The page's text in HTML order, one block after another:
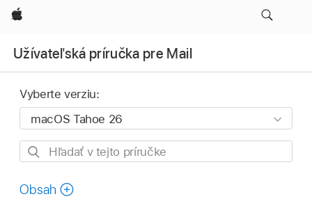
Apple
Užívateľská príručka pre Mail
Vyberte verziu:
Hľadať
príručke
Obsah